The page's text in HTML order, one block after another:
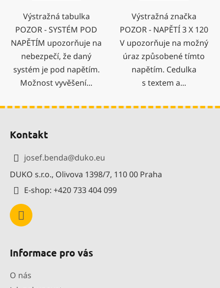
Výstražná tabulka
POZOR - SYSTÉM POD
NAPĚTÍM upozorňuje na
nebezpečí, že daný
systém je pod napětím.
Možnost vyvěšení...
Výstražná značka
POZOR - NAPĚTÍ 3 X 120
V upozorňuje na možný
úraz způsobené tímto
napětím. Cedulka
s textem a...
Kontakt
josef.benda@duko.eu
DUKO s.r.o., Olivova 1398/7, 110 00 Praha
E-shop: +420 733 404 099
Informace pro vás
O nás